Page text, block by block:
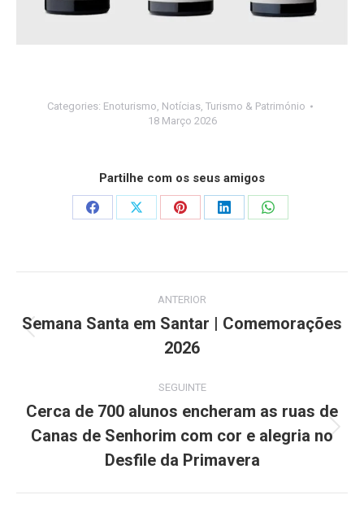
Categories: Enoturismo, Notícias, Turismo & Património
18 Março 2026
Partilhe com os seus amigos
Share
Share
Share
Share
Share
navigation
ANTERIOR
Previous
post:
Semana Santa em Santar | Comemorações
2026
SEGUINTE
Next
post:
Cerca de 700 alunos encheram as ruas de
Canas de Senhorim com cor e alegria no
Desfile da Primavera